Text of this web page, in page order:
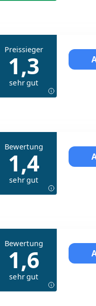
Preissieger
1,3
sehr gut
Bewertung
1,4
sehr gut
Bewertung
1,6
sehr gut